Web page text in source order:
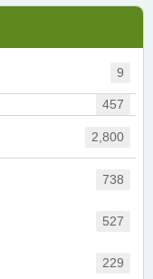
9
457
2,800
738
229
527